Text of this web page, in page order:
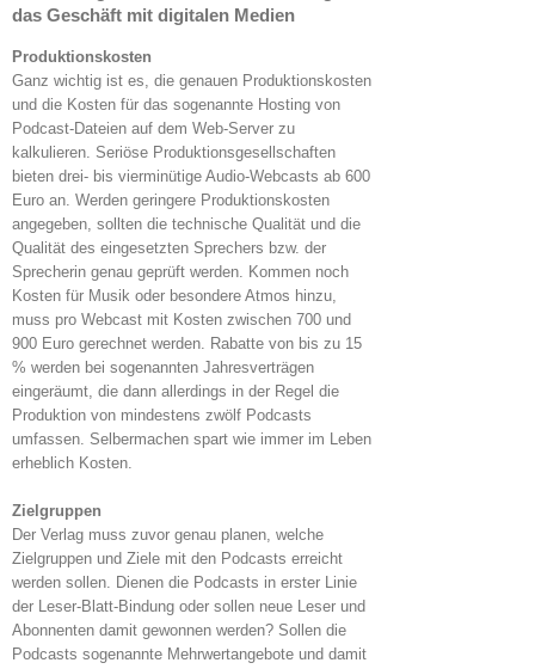
das Geschäft mit digitalen Medien
Produktionskosten
Ganz wichtig ist es, die genauen Produktionskosten
und die Kosten für das sogenannte Hosting von
Podcast-Dateien auf dem Web-Server zu
kalkulieren. Seriöse Produktionsgesellschaften
bieten drei- bis vierminütige Audio-Webcasts ab 600
Euro an. Werden geringere Produktionskosten
angegeben, sollten die technische Qualität und die
Qualität des eingesetzten Sprechers bzw. der
Sprecherin genau geprüft werden. Kommen noch
Kosten für Musik oder besondere Atmos hinzu,
muss pro Webcast mit Kosten zwischen 700 und
900 Euro gerechnet werden. Rabatte von bis zu 15
% werden bei sogenannten Jahresverträgen
eingeräumt, die dann allerdings in der Regel die
Produktion von mindestens zwölf Podcasts
umfassen. Selbermachen spart wie immer im Leben
erheblich Kosten.
Zielgruppen
Der Verlag muss zuvor genau planen, welche
Zielgruppen und Ziele mit den Podcasts erreicht
werden sollen. Dienen die Podcasts in erster Linie
der Leser-Blatt-Bindung oder sollen neue Leser und
Abonnenten damit gewonnen werden? Sollen die
Podcasts sogenannte Mehrwertangebote und damit